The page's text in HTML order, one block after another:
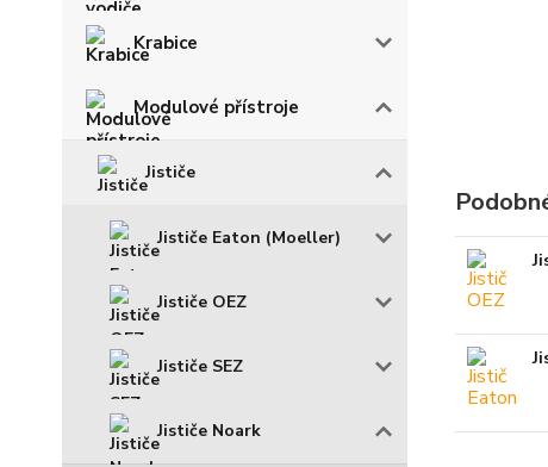
Krabice
Modulové přístroje
Jističe
Jističe Eaton (Moeller)
Jističe OEZ
Jističe SEZ
Jističe Noark